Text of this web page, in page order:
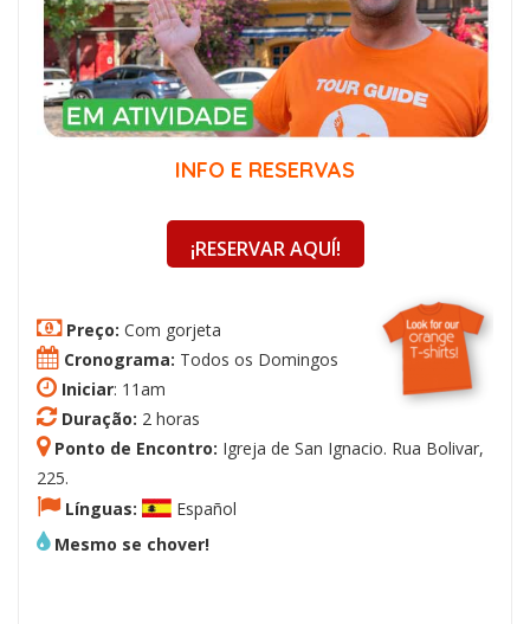
INFO E RESERVAS
¡RESERVAR AQUÍ!
Preço: Com gorjeta
Cronograma: Todos os Domingos
Iniciar: 11am
Duração: 2 horas
Ponto de Encontro: Igreja de San Ignacio. Rua Bolivar,
225.
Línguas:
Español
Mesmo se chover!